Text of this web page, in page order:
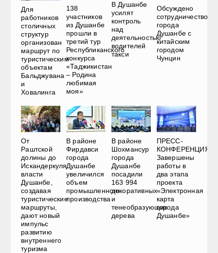
Для
работников
столичных
структур
организован
маршрут по
туристическим
объектам
Бальджувана
и
Ховалинга
138
участников
из Душанбе
прошли в
третий тур
Республиканского
конкурса
«Таджикистан
– Родина
любимая
моя»
В Душанбе
усилят
контроль
над
деятельностью
водителей
такси
Обсуждено
сотрудничество
города
Душанбе с
китайским
городом
Чунцин
От
Раштcкой
долины до
Искандеркуля:
власти
Душанбе,
создавая
туристические
маршруты,
дают новый
импульс
развитию
внутреннего
туризма
В районе
Фирдавси
города
Душанбе
увеличился
объем
промышленного
производства
В районе
Шохмансур
города
Душанбе
посадили
163 994
декоративных
и
тенеобразующих
дерева
ПРЕСС-
КОНФЕРЕНЦИЯ.
Завершены
работы в
два этапа
проекта
«Электронная
карта
города
Душанбе»